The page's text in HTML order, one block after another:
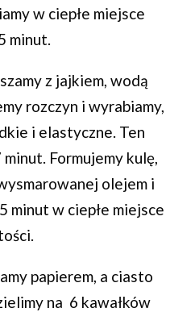
w ciepłe miejsce
minut.
z jajkiem, wodą
rozczyn i wyrabiamy,
i elastyczne. Ten
Formujemy kulę,
olejem i
minut w ciepłe miejsce
papierem, a ciasto
na 6 kawałków